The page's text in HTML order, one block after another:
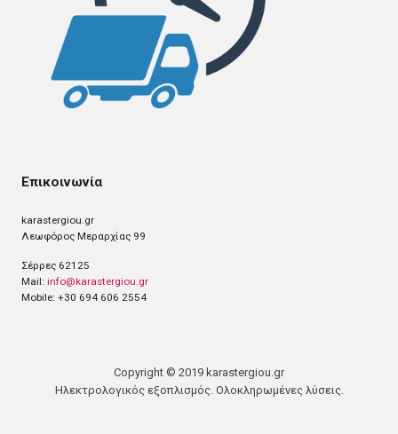
Επικοινωνία
karastergiou.gr
Λεωφόρος Μεραρχίας 99
Σέρρες 62125
Mail: info@karastergiou.gr
Mobile: +30 694 606 2554
Copyright © 2019 karastergiou.gr
Ηλεκτρολογικός εξοπλισμός. Ολοκληρωμένες λύσεις.